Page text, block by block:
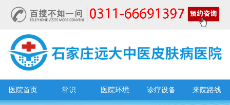
医院首页 常识 医院环境 诊疗设备 来院路线